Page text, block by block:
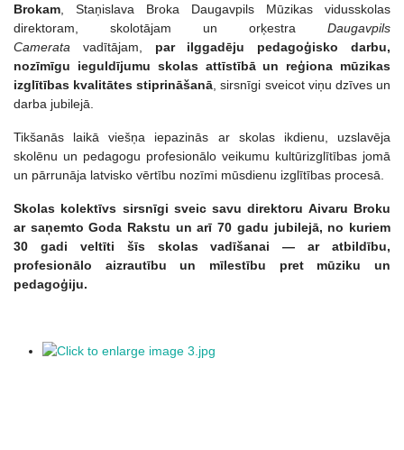
Brokam , Staņislava Broka Daugavpils Mūzikas vidusskolas
direktoram, skolotājam un orķestra Daugavpils
Camerata vadītājam, par ilggadēju pedagoģisko darbu,
nozīmīgu ieguldījumu skolas attīstībā un reģiona mūzikas
izglītības kvalitātes stiprināšanā , sirsnīgi sveicot viņu dzīves un
darba jubilejā.
Tikšanās laikā viešņa iepazinās ar skolas ikdienu, uzslavēja
skolēnu un pedagogu profesionālo veikumu kultūrizglītības jomā
un pārrunāja latvisko vērtību nozīmi mūsdienu izglītības procesā.
Skolas kolektīvs sirsnīgi sveic savu direktoru Aivaru Broku
ar saņemto Goda Rakstu un arī 70 gadu jubilejā, no kuriem
30 gadi veltīti šīs skolas vadīšanai — ar atbildību,
profesionālo aizrautību un mīlestību pret mūziku un
pedagoģiju.